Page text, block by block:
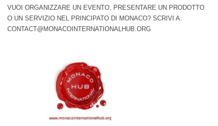
VUOI ORGANIZZARE UN EVENTO, PRESENTARE UN PRODOTTO
O UN SERVIZIO NEL PRINCIPATO DI MONACO? SCRIVI A:
CONTACT@MONACOINTERNATIONALHUB.ORG